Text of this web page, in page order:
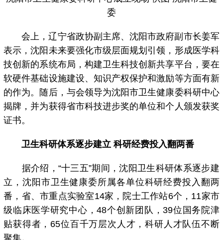
委
会上，辽宁省政协副主席、沈阳市政府副市长姜军
表示，沈阳未来要强化市级层面规划引领，形成医学科
技创新的系统布局，构建卫生科技创新共享平台，要在
软硬件基础设施建设、知识产权保护和激励等方面有新
的作为。随后，与会领导为沈阳市卫生健康委科研中心
揭牌，并为获得省市科技进步奖的单位和个人颁发获奖
证书。
卫生科研体系逐步建立 科研经费投入翻两番
据介绍，“十三五”期间，沈阳卫生科研体系逐步建
立，沈阳市卫生健康委所属各单位科研经费投入翻两
番，省、市重点实验室14家，院士工作站6个，11家市
级临床医学研究中心，48个创新团队，39位国务院津
贴获得者，65位百千万层次人才，科研人才队伍不断